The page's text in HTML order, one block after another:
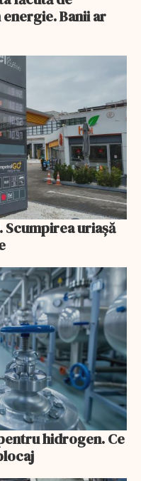
Banii ar
Scumpirea uriașă
hidrogen. Ce